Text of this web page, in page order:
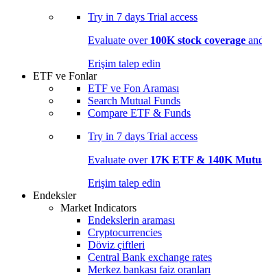
Try in 7 days Trial access
Evaluate over 100K stock coverage
Erişim talep edin
ETF ve Fonlar
ETF ve Fon Araması
Search Mutual Funds
Compare ETF & Funds
Try in 7 days Trial access
Evaluate over 17K ETF & 140K
Erişim talep edin
Endeksler
Market Indicators
Endekslerin araması
Cryptocurrencies
Döviz çiftleri
Central Bank exchange rates
Merkez bankası faiz oranları